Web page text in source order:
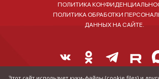
ПОЛИТИКА
ПОЛИТИКА ОБРАБОТКИ
ДАННЫХ НА САЙТЕ.